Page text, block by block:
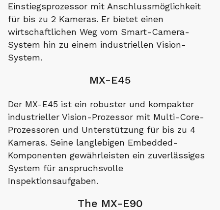
Einstiegsprozessor mit Anschlussmöglichkeit
für bis zu 2 Kameras. Er bietet einen
wirtschaftlichen Weg vom Smart-Camera-
System hin zu einem industriellen Vision-
System.
MX-E45
Der MX-E45 ist ein robuster und kompakter
industrieller Vision-Prozessor mit Multi-Core-
Prozessoren und Unterstützung für bis zu 4
Kameras. Seine langlebigen Embedded-
Komponenten gewährleisten ein zuverlässiges
System für anspruchsvolle
Inspektionsaufgaben.
The MX-E90